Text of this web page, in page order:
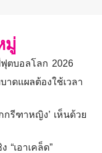
มู่
ตบอลโลก 2026
ดแผลต้องใช้เวลา
รีฑาหญิง’ เห็นด้วย
เอาเคล็ด”